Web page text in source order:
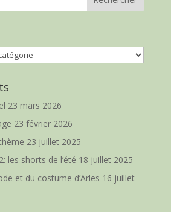
23 mars 2026
23 février 2026
23 juillet 2025
les shorts de l’été 18 juillet 2025
et du costume d’Arles 16 juillet